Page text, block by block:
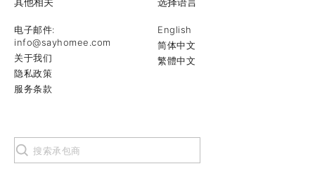
电子邮件:
info@sayhomee.com
关于我们
隐私政策
服务条款
English
简体中文
繁體中文